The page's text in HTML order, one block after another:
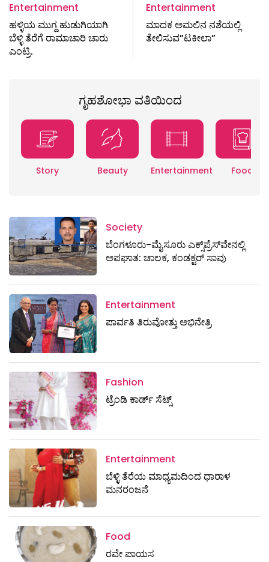
Entertainment
ಹಳ್ಳಿಯ ಮುಗ್ದ ಹುಡುಗಿಯಾಗಿ
ಬೆಳ್ಳಿ ತೆರೆಗೆ ರಾಮಾಚಾರಿ ಚಾರು
ಎಂಟ್ರಿ.
Entertainment
ಮಾದಕ ಅಮಲಿನ ನಶೆಯಲ್ಲಿ
ತೇಲಿಸುವ”ಟಕೀಲಾ”
ಗೃಹಶೋಭಾ ವತಿಯಿಂದ
Story Beauty Entertainment Food
Society
ಬೆಂಗಳೂರು-ಮೈಸೂರು ಎಕ್ಸ್​ಪ್ರೆಸ್‌ವೇನಲ್ಲಿ
ಅಪಘಾತ: ಚಾಲಕ, ಕಂಡಕ್ಟರ್ ಸಾವು
Entertainment
ಪಾರ್ವತಿ ತಿರುವೋತ್ತು ಅಭಿನೇತ್ರಿ
Fashion
ಟ್ರೆಂಡಿ ಕಾರ್ಡ್‌ ಸೆಟ್ಸ್
Entertainment
ಬೆಳ್ಳಿ ತೆರೆಯ ಮಾಧ್ಯಮದಿಂದ ಧಾರಾಳ
ಮನರಂಜನೆ
Food
ರವೇ ಪಾಯಸ